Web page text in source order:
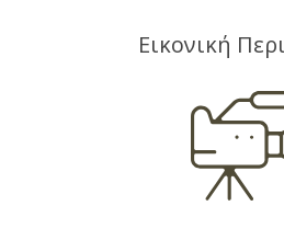
Εικονική